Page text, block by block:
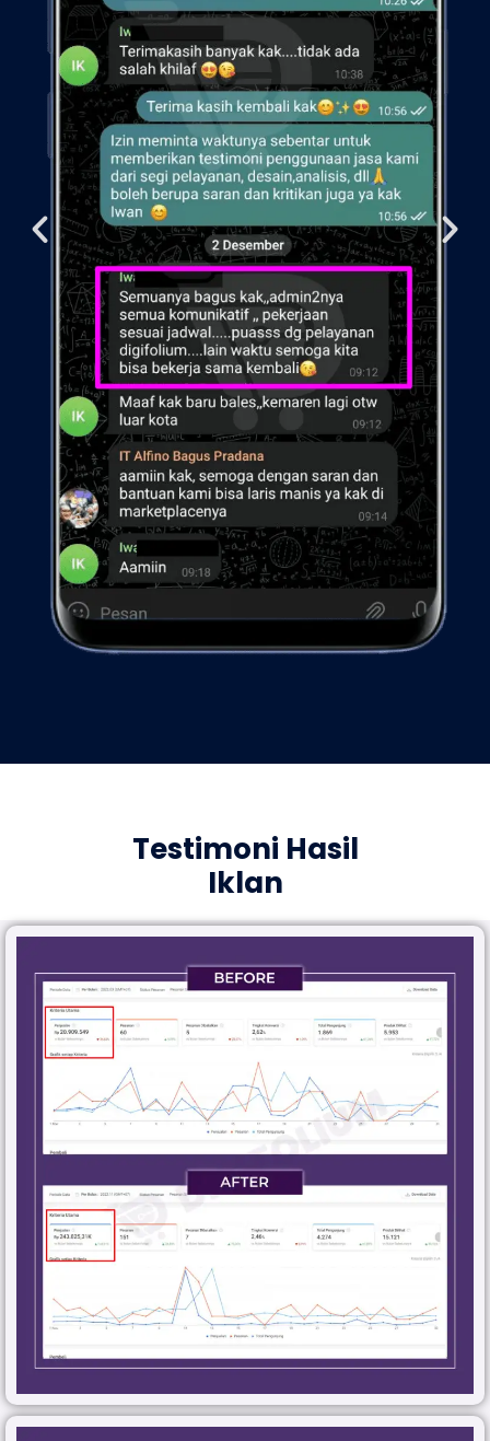
Testimoni Hasil
Iklan